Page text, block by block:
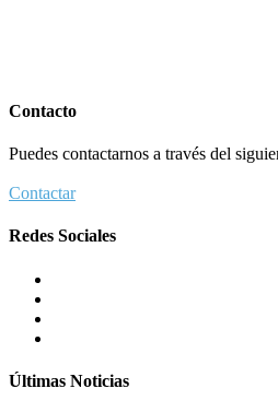
Contacto
Puedes contactarnos a través del
Contactar
Redes Sociales
Últimas Noticias